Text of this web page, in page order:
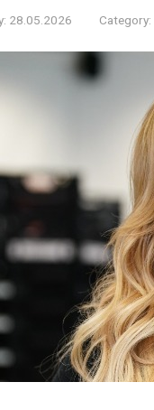
28.05.2026 Category: